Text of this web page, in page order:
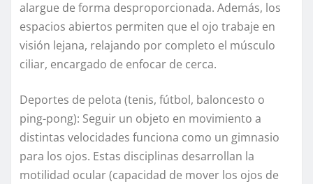
alargue de forma desproporcionada. Además, los
espacios abiertos permiten que el ojo trabaje en
visión lejana, relajando por completo el músculo
ciliar, encargado de enfocar de cerca.
Deportes de pelota (tenis, fútbol, baloncesto o
ping-pong): Seguir un objeto en movimiento a
distintas velocidades funciona como un gimnasio
para los ojos. Estas disciplinas desarrollan la
motilidad ocular (capacidad de mover los ojos de